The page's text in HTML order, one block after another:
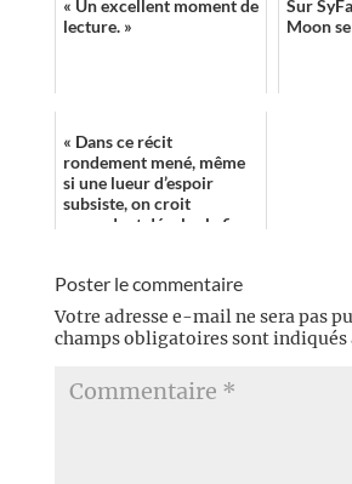
« Un excellent moment de
lecture. »
Sur
Moon
« Dans ce récit
rondement mené, même
si une lueur d’espoir
subsiste, on croit
cependant déceler la fin
Poster le commentaire
Votre adresse e-mail ne sera pas
champs obligatoires sont indiqués